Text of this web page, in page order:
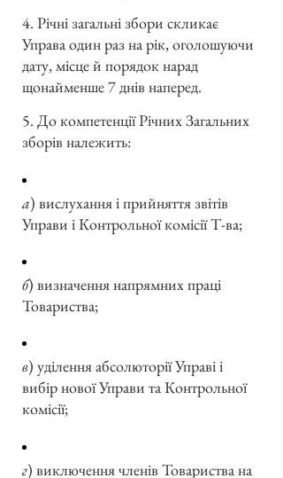
4. Річні загальні збори скликає
Управа один раз на рік, оголошуючи
дату, місце й порядок нарад
щонайменше 7 днів наперед.
5. До компетенції Річних Загальних
зборів належить:
а) вислухання і прийняття звітів
Управи і Контрольної комісії Т-ва;
б) визначення напрямних праці
Товариства;
в) уділення абсолюторії Управі і
вибір нової Управи та Контрольної
комісії;
г) виключення членів Товариства на